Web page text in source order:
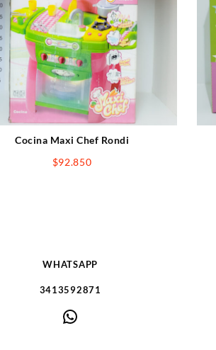
Cocina Maxi Chef Rondi
$92.850
WHATSAPP
3413592871
WhatsApp